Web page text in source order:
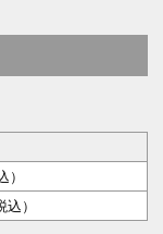
）